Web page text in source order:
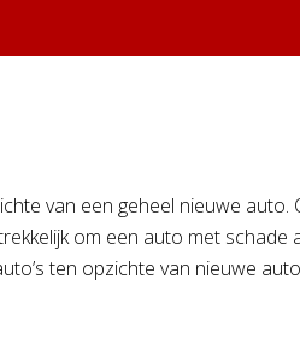
van een geheel nieuwe
om een auto met
ten opzichte van nieuwe